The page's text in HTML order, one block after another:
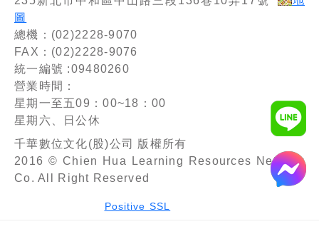
圖
總機：(02)2228-9070
FAX：(02)2228-9076
統一編號 :09480260
營業時間：
星期一至五09：00~18：00
星期六、日公休
千華數位文化(股)公司 版權所有
2016 © Chien Hua Learning Resources Network
Co. All Right Reserved
Positive SSL